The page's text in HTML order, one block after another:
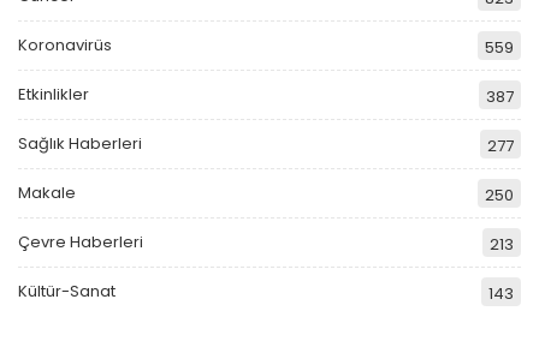
Koronavirüs 559
Etkinlikler 387
Sağlık Haberleri 277
Makale 250
Çevre Haberleri 213
Kültür-Sanat 143